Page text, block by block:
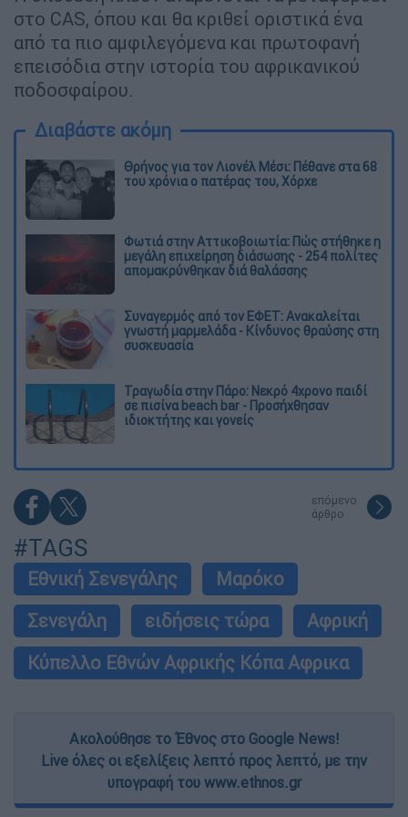
στο CAS, όπου και θα κριθεί οριστικά ένα
από τα πιο αμφιλεγόμενα και πρωτοφανή
επεισόδια στην ιστορία του αφρικανικού
ποδοσφαίρου.
Διαβάστε ακόμη
Θρήνος για τον Λιονέλ Μέσι: Πέθανε στα 68
του χρόνια ο πατέρας του, Χόρχε
Φωτιά στην Αττικοβοιωτία: Πώς στήθηκε η
μεγάλη επιχείρηση διάσωσης - 254 πολίτες
απομακρύνθηκαν διά θαλάσσης
Συναγερμός από τον ΕΦΕΤ: Ανακαλείται
γνωστή μαρμελάδα - Κίνδυνος θραύσης στη
συσκευασία
Τραγωδία στην Πάρο: Νεκρό 4χρονο παιδί
σε πισίνα beach bar - Προσήχθησαν
ιδιοκτήτης και γονείς
επόμενο
άρθρο
#TAGS
Εθνική Σενεγάλης
Μαρόκο
Σενεγάλη
ειδήσεις τώρα
Αφρική
Κύπελλο Εθνών Αφρικής Κόπα Αφρικα
Ακολούθησε το Έθνος στο Google News!
Live όλες οι εξελίξεις λεπτό προς λεπτό, με την
υπογραφή του www.ethnos.gr